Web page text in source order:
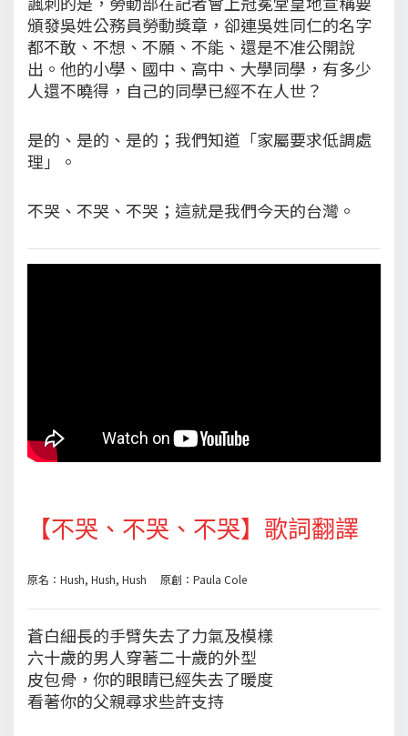
頒發吳姓公務員勞動獎章，卻連吳姓同仁的名字
都不敢、不想、不願、不能、還是不准公開說
出。他的小學、國中、高中、大學同學，有多少
人還不曉得，自己的同學已經不在人世？
是的、是的、是的；我們知道「家屬要求低調處
理」。
不哭、不哭、不哭；這就是我們今天的台灣。
【不哭、不哭、不哭】歌詞翻譯
原名：Hush, Hush, Hush 原創：Paula Cole
蒼白細長的手臂失去了力氣及模樣
六十歲的男人穿著二十歲的外型
皮包骨，你的眼睛已經失去了暖度
看著你的父親尋求些許支持